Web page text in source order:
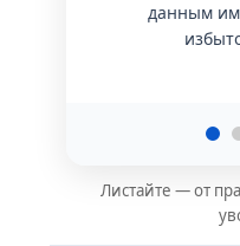
данным
Листайте — от